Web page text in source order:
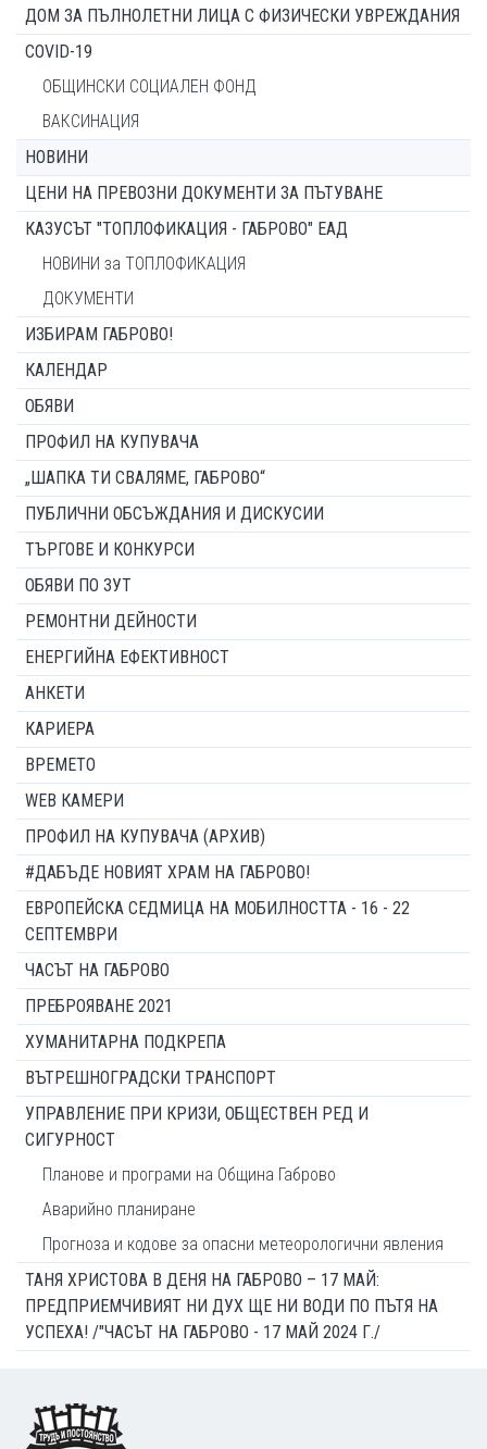
ДОМ ЗА ПЪЛНОЛЕТНИ ЛИЦА С ФИЗИЧЕСКИ УВРЕЖДАНИЯ
COVID-19
ОБЩИНСКИ СОЦИАЛЕН ФОНД
ВАКСИНАЦИЯ
НОВИНИ
ЦЕНИ НА ПРЕВОЗНИ ДОКУМЕНТИ ЗА ПЪТУВАНЕ
КАЗУСЪТ "ТОПЛОФИКАЦИЯ - ГАБРОВО" ЕАД
НОВИНИ за ТОПЛОФИКАЦИЯ
ДОКУМЕНТИ
ИЗБИРАМ ГАБРОВО!
КАЛЕНДАР
ОБЯВИ
ПРОФИЛ НА КУПУВАЧА
„ШАПКА ТИ СВАЛЯМЕ, ГАБРОВО“
ПУБЛИЧНИ ОБСЪЖДАНИЯ И ДИСКУСИИ
ТЪРГОВЕ И КОНКУРСИ
ОБЯВИ ПО ЗУТ
РЕМОНТНИ ДЕЙНОСТИ
ЕНЕРГИЙНА ЕФЕКТИВНОСТ
АНКЕТИ
КАРИЕРА
ВРЕМЕТО
WEB КАМЕРИ
ПРОФИЛ НА КУПУВАЧА (АРХИВ)
#ДАБЪДЕ НОВИЯТ ХРАМ НА ГАБРОВО!
ЕВРОПЕЙСКА СЕДМИЦА НА МОБИЛНОСТТА - 16 - 22
СЕПТЕМВРИ
ЧАСЪТ НА ГАБРОВО
ПРЕБРОЯВАНЕ 2021
ХУМАНИТАРНА ПОДКРЕПА
ВЪТРЕШНОГРАДСКИ ТРАНСПОРТ
УПРАВЛЕНИЕ ПРИ КРИЗИ, ОБЩЕСТВЕН РЕД И
СИГУРНОСТ
Планове и програми на Община Габрово
Аварийно планиране
Прогноза и кодове за опасни метеорологични явления
ТАНЯ ХРИСТОВА В ДЕНЯ НА ГАБРОВО – 17 МАЙ:
ПРЕДПРИЕМЧИВИЯТ НИ ДУХ ЩЕ НИ ВОДИ ПО ПЪТЯ НА
УСПЕХА! /"ЧАСЪТ НА ГАБРОВО - 17 МАЙ 2024 Г./
Footer